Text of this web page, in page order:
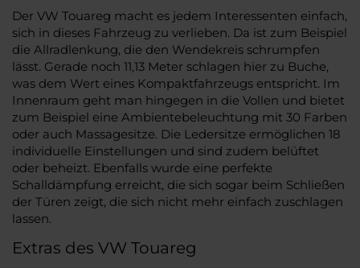
Der VW Touareg macht es jedem Interessenten einfach,
sich in dieses Fahrzeug zu verlieben. Da ist zum Beispiel
die Allradlenkung, die den Wendekreis schrumpfen
lässt. Gerade noch 11,13 Meter schlagen hier zu Buche,
was dem Wert eines Kompaktfahrzeugs entspricht. Im
Innenraum geht man hingegen in die Vollen und bietet
zum Beispiel eine Ambientebeleuchtung mit 30 Farben
oder auch Massagesitze. Die Ledersitze ermöglichen 18
individuelle Einstellungen und sind zudem belüftet
oder beheizt. Ebenfalls wurde eine perfekte
Schalldämpfung erreicht, die sich sogar beim Schließen
der Türen zeigt, die sich nicht mehr einfach zuschlagen
lassen.
Extras des VW Touareg